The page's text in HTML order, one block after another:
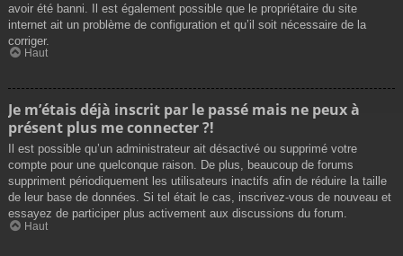
avoir été banni. Il est également possible que le propriétaire du site
internet ait un problème de configuration et qu’il soit nécessaire de la
corriger.
Haut
Je m’étais déjà inscrit par le passé mais ne peux à
présent plus me connecter ?!
Il est possible qu’un administrateur ait désactivé ou supprimé votre
compte pour une quelconque raison. De plus, beaucoup de forums
suppriment périodiquement les utilisateurs inactifs afin de réduire la taille
de leur base de données. Si tel était le cas, inscrivez-vous de nouveau et
essayez de participer plus activement aux discussions du forum.
Haut